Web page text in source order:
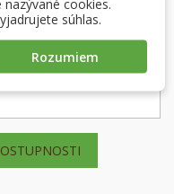
zoznam želaní
Prihlásiť sa
súhlas.
Rozumiem